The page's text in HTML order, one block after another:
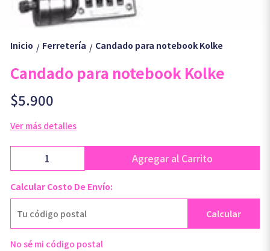
Inicio / Ferretería / Candado para notebook Kolke
Candado para notebook Kolke
$5.900
Ver más detalles
Agregar al Carrito
Calcular Costo De Envío:
Calcular
No sé mi código postal